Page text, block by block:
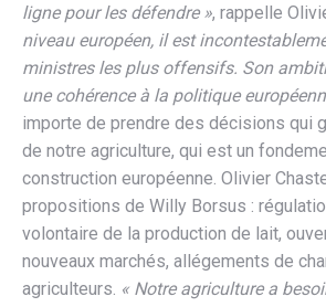
ligne pour les défendre », rappelle
niveau européen, il est
ministres les plus offensifs. Son
une cohérence à la politique
importe de prendre des décisions qui
de notre agriculture, qui est un
construction européenne. Olivier
propositions de Willy Borsus :
volontaire de la production de lait,
nouveaux marchés, allégements de
agriculteurs. « Notre agriculture a